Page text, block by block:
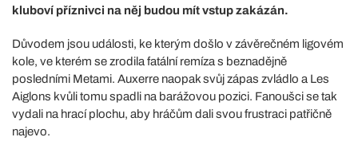
kluboví příznivci na něj budou mít vstup zakázán.
Důvodem jsou události, ke kterým došlo v závěrečném ligovém
kole, ve kterém se zrodila fatální remíza s beznadějně
posledními Metami. Auxerre naopak svůj zápas zvládlo a Les
Aiglons kvůli tomu spadli na barážovou pozici. Fanoušci se tak
vydali na hrací plochu, aby hráčům dali svou frustraci patřičně
najevo.